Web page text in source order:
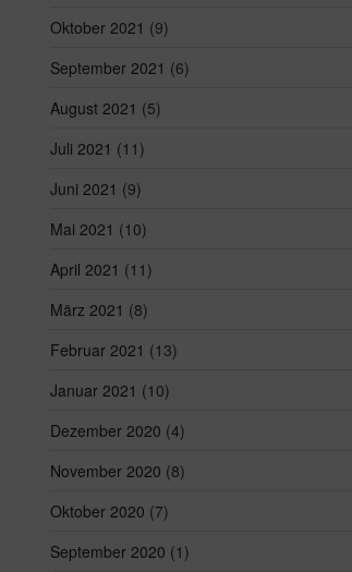
Oktober 2021 (9)
September 2021 (6)
August 2021 (5)
Juli 2021 (11)
Juni 2021 (9)
Mai 2021 (10)
April 2021 (11)
März 2021 (8)
Februar 2021 (13)
Januar 2021 (10)
Dezember 2020 (4)
November 2020 (8)
Oktober 2020 (7)
September 2020 (1)